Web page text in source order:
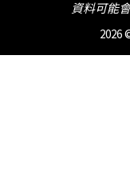
資料可能
2026